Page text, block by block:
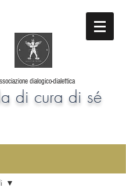
dialogico-dialettica
di cura di sé